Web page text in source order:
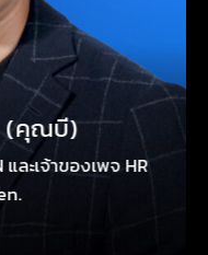
(คุณบี)
ละเจ้าของเพจ HR